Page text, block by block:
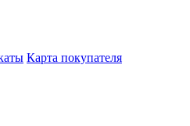
Карта покупателя